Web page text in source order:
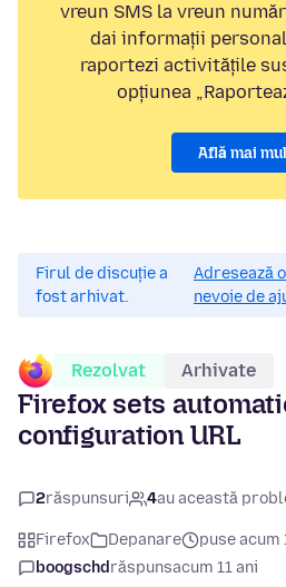
vreun SMS la vreun
dai informații
raportezi activitățile
opțiunea
Află mai
Firul de discuție a
fost arhivat.
Adresează
nevoie de
Rezolvat Arhivate
Firefox sets
configuration URL
2răspunsuri 4au această
Firefox Depanare
puse acum
boogschdrăspunsacum 11 ani